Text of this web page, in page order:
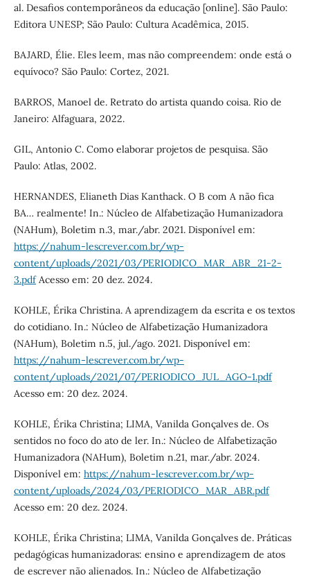
al. Desafios contemporâneos da educação [online]. São Paulo:
Editora UNESP; São Paulo: Cultura Acadêmica, 2015.
BAJARD, Élie. Eles leem, mas não compreendem: onde está o
equívoco? São Paulo: Cortez, 2021.
BARROS, Manoel de. Retrato do artista quando coisa. Rio de
Janeiro: Alfaguara, 2022.
GIL, Antonio C. Como elaborar projetos de pesquisa. São
Paulo: Atlas, 2002.
HERNANDES, Elianeth Dias Kanthack. O B com A não fica
BA… realmente! In.: Núcleo de Alfabetização Humanizadora
(NAHum), Boletim n.3, mar./abr. 2021. Disponível em:
https://nahum-lescrever.com.br/wp-
content/uploads/2021/03/PERIODICO_MAR_ABR_21-2-
3.pdfAcesso em: 20 dez. 2024.
KOHLE, Érika Christina. A aprendizagem da escrita e os textos
do cotidiano. In.: Núcleo de Alfabetização Humanizadora
(NAHum), Boletim n.5, jul./ago. 2021. Disponível em:
https://nahum-lescrever.com.br/wp-
content/uploads/2021/07/PERIODICO_JUL_AGO-1.pdf
Acesso em: 20 dez. 2024.
KOHLE, Érika Christina; LIMA, Vanilda Gonçalves de. Os
sentidos no foco do ato de ler. In.: Núcleo de Alfabetização
Humanizadora (NAHum), Boletim n.21, mar./abr. 2024.
Disponível em: https://nahum-lescrever.com.br/wp-
content/uploads/2024/03/PERIODICO_MAR_ABR.pdf
Acesso em: 20 dez. 2024.
KOHLE, Érika Christina; LIMA, Vanilda Gonçalves de. Práticas
pedagógicas humanizadoras: ensino e aprendizagem de atos
de escrever não alienados. In.: Núcleo de Alfabetização